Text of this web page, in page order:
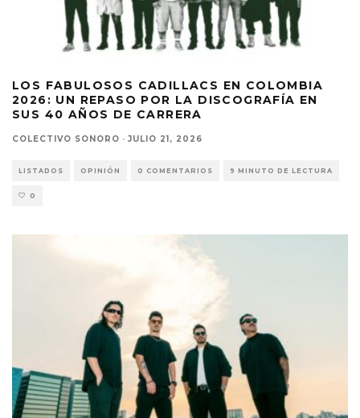
LOS FABULOSOS CADILLACS EN COLOMBIA
2026: UN REPASO POR LA DISCOGRAFÍA EN
SUS 40 AÑOS DE CARRERA
COLECTIVO SONORO · JULIO 21, 2026
LISTADOS OPINIÓN 0 COMENTARIOS 9 MINUTO DE LECTURA
0